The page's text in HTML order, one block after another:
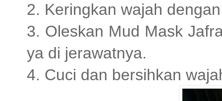
2. Keringkan wajah
3. Oleskan Mud Mask
ya di jerawatnya.
4. Cuci dan bersihkan